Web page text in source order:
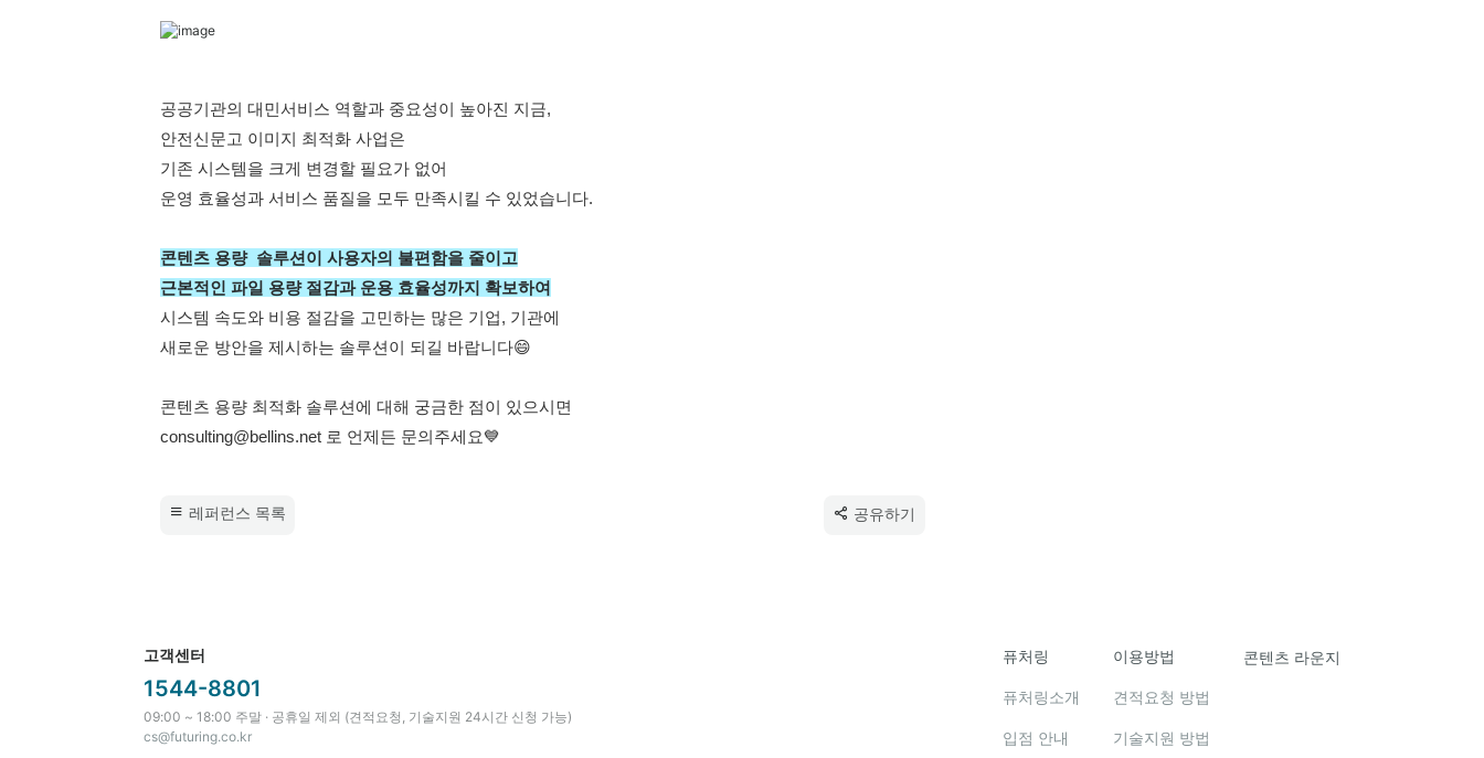
공공기관의 대민서비스 역할과 중요성이 높아진 지금,
안전신문고 이미지 최적화 사업은
기존 시스템을 크게 변경할 필요가 없어
운영 효율성과 서비스 품질을 모두 만족시킬 수 있었습니다.
콘텐츠 용량 솔루션이 사용자의 불편함을 줄이고
근본적인 파일 용량 절감과 운용 효율성까지 확보하여
시스템 속도와 비용 절감을 고민하는 많은 기업, 기관에
새로운 방안을 제시하는 솔루션이 되길 바랍니다😄
콘텐츠 용량 최적화 솔루션에 대해 궁금한 점이 있으시면
consulting@bellins.net 로 언제든 문의주세요💙
레퍼런스 목록 공유하기
고객센터
1544-8801
09:00 ~ 18:00 주말 · 공휴일 제외 (견적요청, 기술지원 24시간 신청 가능)
cs@futuring.co.kr
퓨처링
퓨처링소개
입점 안내
이용방법
견적요청 방법
기술지원 방법
콘텐츠 라운지